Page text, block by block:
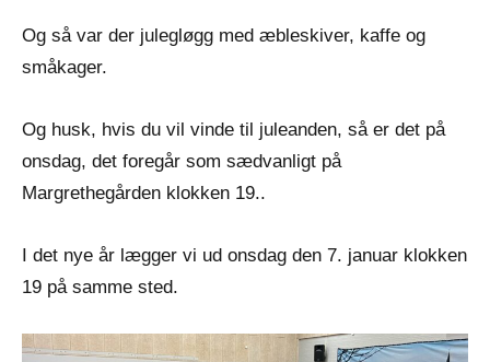
Og så var der julegløgg med æbleskiver, kaffe og
småkager.
Og husk, hvis du vil vinde til juleanden, så er det på
onsdag, det foregår som sædvanligt på
Margrethegården klokken 19..
I det nye år lægger vi ud onsdag den 7. januar klokken
19 på samme sted.